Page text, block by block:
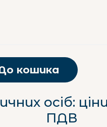
кошика
осіб:
ПДВ